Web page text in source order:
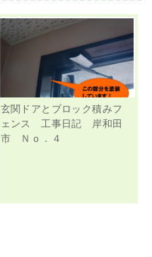
玄関ドアとブロック積みフ
ェンス 工事日記 岸和田
市 Ｎｏ．４